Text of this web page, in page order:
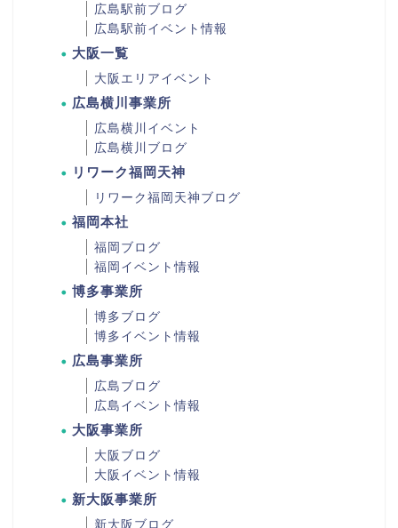
広島駅前ブログ
広島駅前イベント情報
大阪一覧
大阪エリアイベント
広島横川事業所
広島横川イベント
広島横川ブログ
リワーク福岡天神
リワーク福岡天神ブログ
福岡本社
福岡ブログ
福岡イベント情報
博多事業所
博多ブログ
博多イベント情報
広島事業所
広島ブログ
広島イベント情報
大阪事業所
大阪ブログ
大阪イベント情報
新大阪事業所
新大阪ブログ